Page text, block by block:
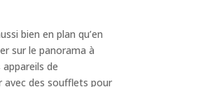
bien en plan qu’en
sur le panorama à
de
avec des soufflets pour